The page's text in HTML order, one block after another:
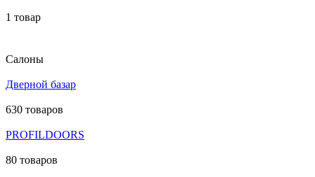
1 товар
Салоны
Дверной базар
630 товаров
PROFILDOORS
80 товаров